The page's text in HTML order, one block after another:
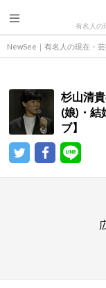
有名人の
NewSee｜有名人の現在・
杉山清
(娘)・結
ブ】